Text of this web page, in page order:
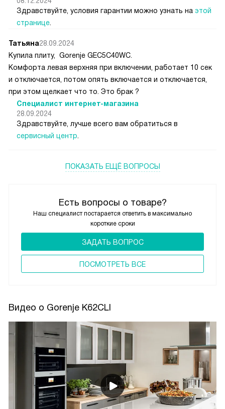
Есть вопросы о товаре?
Наш специалист постарается ответить в максимально
короткие сроки
ЗАДАТЬ ВОПРОС
ПОCМОТРЕТЬ ВСЕ
Здравствуйте, условия гарантии можно узнать на этой
странице
Татьяна28.09.2024
Купила плиту, Gorenje GEC5C40WC.
Комфорта левая верхняя при включении, работает 10 сек
и отключается, потом опять включается и отключается,
при этом щелкает что то. Это брак ?
Специалист интернет-магазина
28.09.2024
Здравствуйте, лучше всего вам обратиться в
сервисный центр
ПОКАЗАТЬ ЕЩЁ ВОПРОСЫ
Видео о Gorenje K62CLI